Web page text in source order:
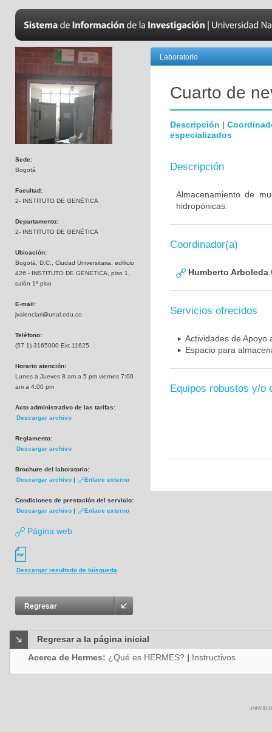
Sede:
Bogotá
Facultad:
2- INSTITUTO DE GENÉTICA
Departamento:
2- INSTITUTO DE GENÉTICA
Ubicación:
Bogotá, D.C., Ciudad Universitaria, edificio
426 - INSTITUTO DE GENETICA, piso 1,
salón 1º piso
E-mail:
jvalenciari@unal.edu.co
Teléfono:
(57 1) 3165000 Ext.11625
Horario atención:
Lunes a Jueves 8 am a 5 pm viernes 7:00
am a 4:00 pm
Acto administrativo de las tarifas:
Descargar archivo
Reglamento:
Descargar archivo
Brochure del laboratorio:
Descargar archivo | Enlace externo
Condiciones de prestación del servicio:
Descargar archivo | Enlace externo
Página web
Descargar resultado de búsqueda
Regresar
Laboratorio
Cuarto de
Descripción |
especializados
Descripción
Almacenamiento de
hidropónicas.
Coordinador(a)
Humberto Arboleda
Servicios ofrecidos
Actividades de Apoyo
Espacio para
Equipos robustos y/o
Regresar a la página inicial
Acerca de Hermes: ¿Qué es HERMES? | Instructivos